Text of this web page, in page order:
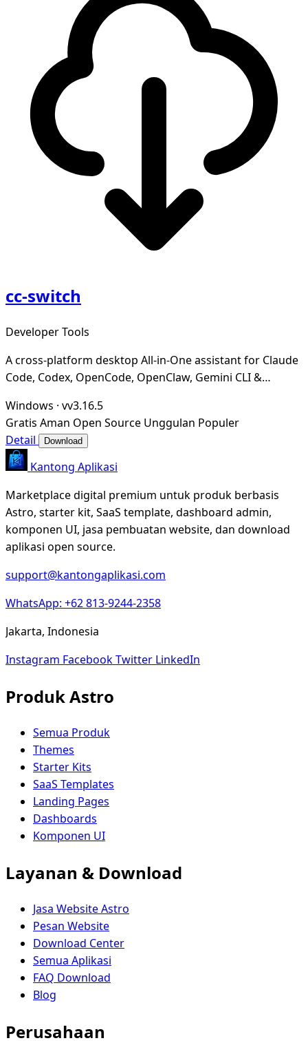
cc-switch
Developer Tools
A cross-platform desktop All-in-One assistant for Claude
Code, Codex, OpenCode, OpenClaw, Gemini CLI &
Windows · vv3.16.5
Gratis Aman Open Source Unggulan Populer
Detail
Download
Kantong Aplikasi
Marketplace digital premium untuk produk berbasis
Astro, starter kit, SaaS template, dashboard admin,
komponen UI, jasa pembuatan website, dan download
aplikasi open source.
support@kantongaplikasi.com
WhatsApp: +62 813-9244-2358
Jakarta, Indonesia
Instagram FacebookTwitter LinkedIn
Produk Astro
Semua Produk
Themes
Starter Kits
SaaS Templates
Landing Pages
Dashboards
Komponen UI
Layanan & Download
Jasa Website Astro
Pesan Website
Download Center
Semua Aplikasi
FAQ Download
Blog
Perusahaan